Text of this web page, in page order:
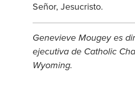
Señor, Jesucristo.
Genevieve Mougey es
ejecutiva de Catholic
Wyoming.